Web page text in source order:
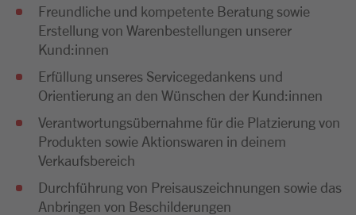
Freundliche und kompetente Beratung sowie
Erstellung von Warenbestellungen unserer
Kund:innen
Erfüllung unseres Servicegedankens und
Orientierung an den Wünschen der Kund:innen
Verantwortungsübernahme für die Platzierung von
Produkten sowie Aktionswaren in deinem
Verkaufsbereich
Durchführung von Preisauszeichnungen sowie das
Anbringen von Beschilderungen